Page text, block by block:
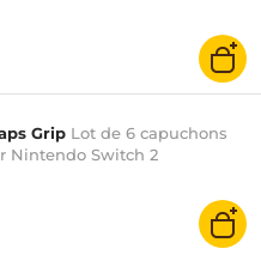
Grip Lot de 6 capuchons
Nintendo Switch 2